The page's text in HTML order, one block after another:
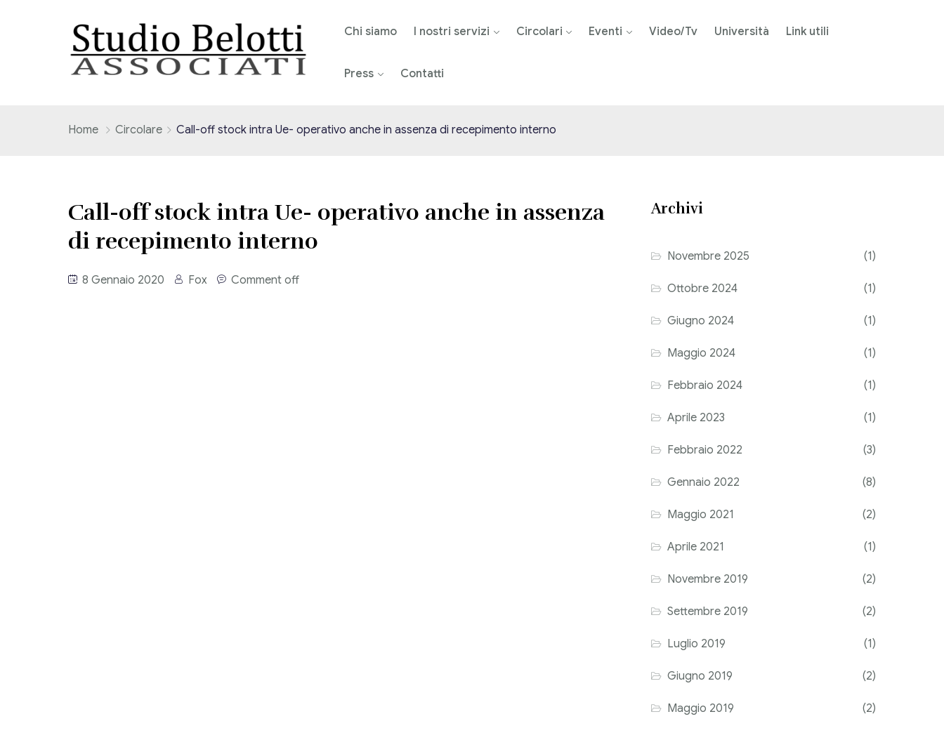
Chi siamo I nostri servizi Circolari Eventi Video/Tv Università Link utili
Press Contatti
Home Circolare Call-off stock intra Ue- operativo anche in assenza di recepimento interno
Call-off stock intra Ue- operativo anche in assenza
di recepimento interno
8 Gennaio 2020 Fox Comment off
Archivi
Novembre 2025 (1)
Ottobre 2024 (1)
Giugno 2024 (1)
Maggio 2024 (1)
Febbraio 2024 (1)
Aprile 2023 (1)
Febbraio 2022 (3)
Gennaio 2022 (8)
Maggio 2021 (2)
Aprile 2021 (1)
Novembre 2019 (2)
Settembre 2019 (2)
Luglio 2019 (1)
Giugno 2019 (2)
Maggio 2019 (2)